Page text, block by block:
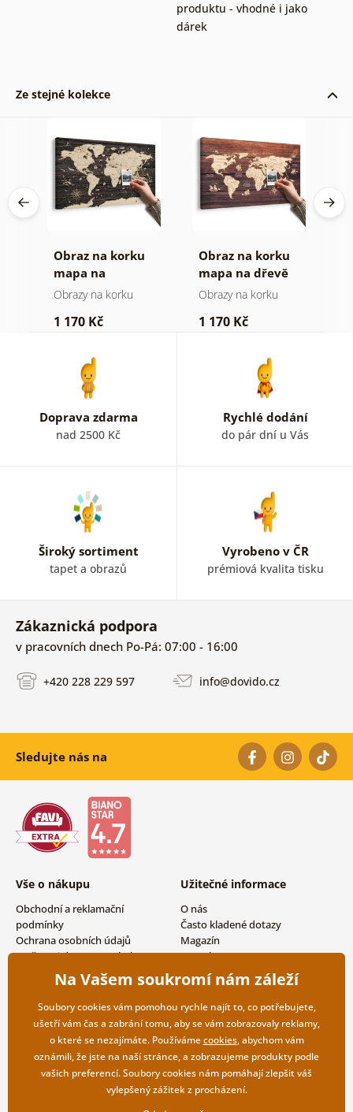
produktu - vhodné i jako
dárek
Ze stejné kolekce
Obraz na korku
mapa na
dřevěném pozadí
Obrazy na korku
1 170 Kč
Obraz na korku
mapa na dřevě
Obrazy na korku
1 170 Kč
Doprava zdarma
nad 2500 Kč
Rychlé dodání
do pár dní u Vás
Široký sortiment
tapet a obrazů
Vyrobeno v ČR
prémiová kvalita tisku
Zákaznická podpora
v pracovních dnech Po-Pá: 07:00 - 16:00
+420 228 229 597 info@dovido.cz
Sledujte nás na
Vše o nákupu
Obchodní a reklamační
podmínky
Ochrana osobních údajů
Možnosti dopravy a platby
Vrácení zboží
Užitečné informace
O nás
Často kladené dotazy
Magazín
Kontakty
Velkoobchodní spolupráce
Na Vašem soukromí nám záleží
Soubory cookies vám pomohou rychle najít to, co potřebujete,
ušetří vám čas a zabrání tomu, aby se vám zobrazovaly reklamy,
o které se nezajímáte. Používámecookies, abychom vám
oznámili, že jste na naší stránce, a zobrazujeme produkty podle
vašich preferencí. Soubory cookies nám pomáhají zlepšit váš
vylepšený zážitek z procházení.